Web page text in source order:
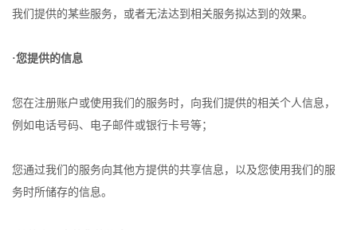
我们提供的某些服务，或者无法达到相关服务拟达到的效果。
·您提供的信息
您在注册账户或使用我们的服务时，向我们提供的相关个人信息，
例如电话号码、电子邮件或银行卡号等；
您通过我们的服务向其他方提供的共享信息，以及您使用我们的服
务时所储存的信息。